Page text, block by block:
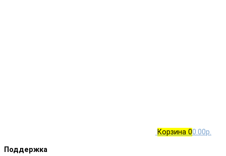
Корзина 00.00р.
Поддержка